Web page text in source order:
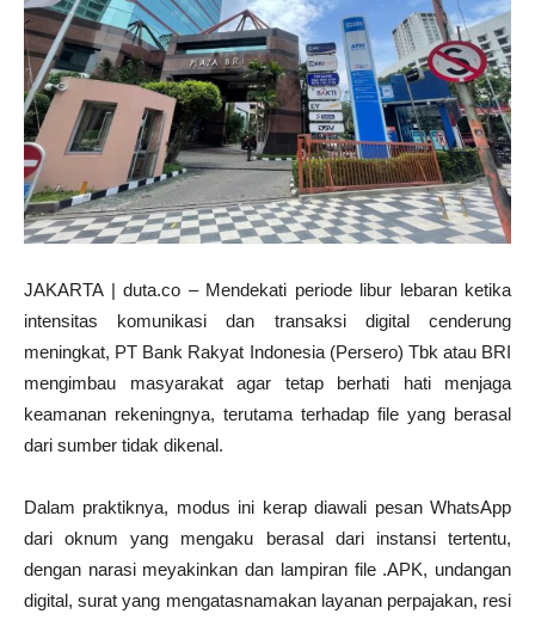
JAKARTA | duta.co – Mendekati periode libur lebaran ketika
intensitas komunikasi dan transaksi digital cenderung
meningkat, PT Bank Rakyat Indonesia (Persero) Tbk atau BRI
mengimbau masyarakat agar tetap berhati hati menjaga
keamanan rekeningnya, terutama terhadap file yang berasal
dari sumber tidak dikenal.
Dalam praktiknya, modus ini kerap diawali pesan WhatsApp
dari oknum yang mengaku berasal dari instansi tertentu,
dengan narasi meyakinkan dan lampiran file .APK, undangan
digital, surat yang mengatasnamakan layanan perpajakan, resi